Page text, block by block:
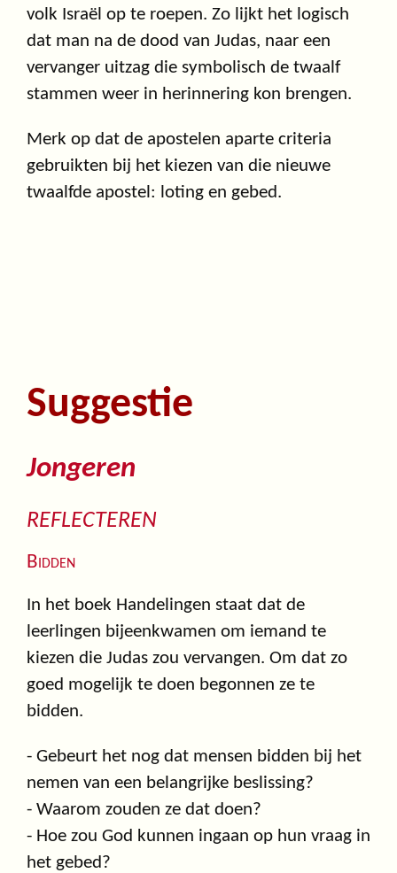
volk Israël op te roepen. Zo lijkt het logisch
dat man na de dood van Judas, naar een
vervanger uitzag die symbolisch de twaalf
stammen weer in herinnering kon brengen.
Merk op dat de apostelen aparte criteria
gebruikten bij het kiezen van die nieuwe
twaalfde apostel: loting en gebed.
Suggestie
Jongeren
REFLECTEREN
Bidden
In het boek Handelingen staat dat de
leerlingen bijeenkwamen om iemand te
kiezen die Judas zou vervangen. Om dat zo
goed mogelijk te doen begonnen ze te
bidden.
- Gebeurt het nog dat mensen bidden bij het
nemen van een belangrijke beslissing?
- Waarom zouden ze dat doen?
- Hoe zou God kunnen ingaan op hun vraag in
het gebed?